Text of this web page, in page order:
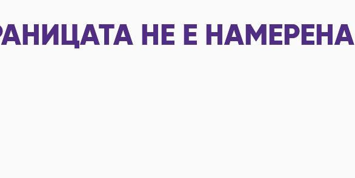
НЕ Е НАМЕРЕНА